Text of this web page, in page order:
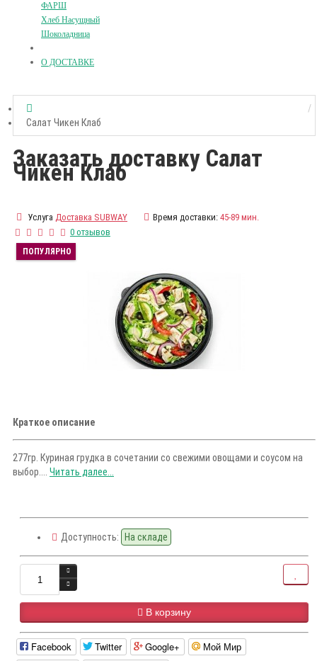
ФАРШ
Хлеб Насущный
Шоколадница
О ДОСТАВКЕ
Салат Чикен Клаб
Заказать доставку Салат
Чикен Клаб
Услуга Доставка SUBWAY Время доставки: 45-89 мин.
0 отзывов
ПОПУЛЯРНО
Краткое описание
277гр. Куриная грудка в сочетании со свежими овощами и соусом на
выбор.... Читать далее...
Доступность: На складе
В корзину
Facebook Twitter Google+ Мой Мир